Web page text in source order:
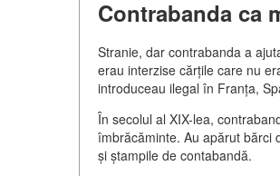
Contrabanda ca
Stranie, dar contrabanda a
erau interzise cărțile care nu
introduceau ilegal în Franța,
În secolul al XIX-lea,
îmbrăcăminte. Au apărut bărci
și ștampile de contabandă.